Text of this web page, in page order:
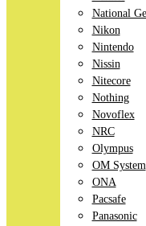
National
Nikon
Nintendo
Nissin
Nitecore
Nothing
Novoflex
NRC
Olympus
OM System
ONA
Pacsafe
Panasonic